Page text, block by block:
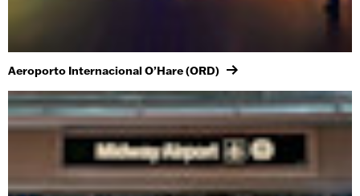
Aeroporto Internacional O’Hare (ORD)